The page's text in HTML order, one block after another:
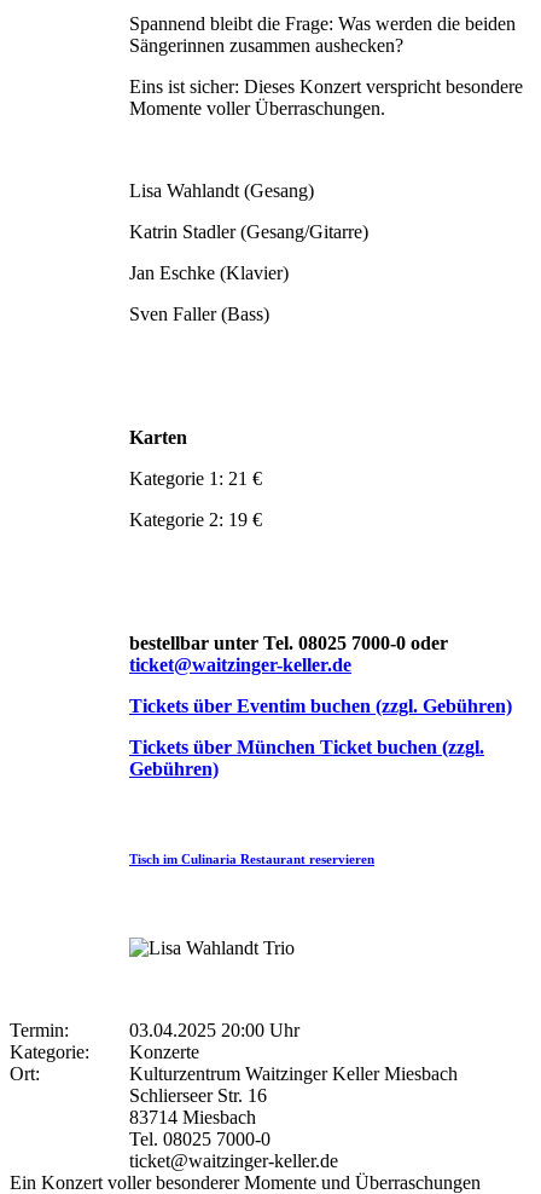
Spannend bleibt die Frage: Was werden die beiden
Sängerinnen zusammen aushecken?
Eins ist sicher: Dieses Konzert verspricht besondere
Momente voller Überraschungen.
Lisa Wahlandt (Gesang)
Katrin Stadler (Gesang/Gitarre)
Jan Eschke (Klavier)
Sven Faller (Bass)
Karten
Kategorie 1: 21 €
Kategorie 2: 19 €
bestellbar unter Tel. 08025 7000-0 oder
ticket@waitzinger-keller.de
Tickets über Eventim buchen (zzgl. Gebühren)
Tickets über München Ticket buchen (zzgl.
Gebühren)
Tisch im Culinaria Restaurant reservieren
Termin:
03.04.2025 20:00 Uhr
Kategorie:
Konzerte
Ort:
Kulturzentrum Waitzinger Keller Miesbach
Schlierseer Str. 16
83714 Miesbach
Tel. 08025 7000-0
ticket@waitzinger-keller.de
Ein Konzert voller besonderer Momente und Überraschungen